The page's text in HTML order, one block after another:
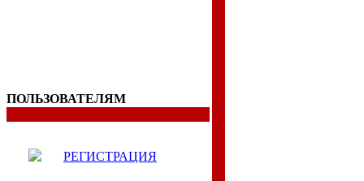
ПОЛЬЗОВАТЕЛЯМ
РЕГИСТРАЦИЯ